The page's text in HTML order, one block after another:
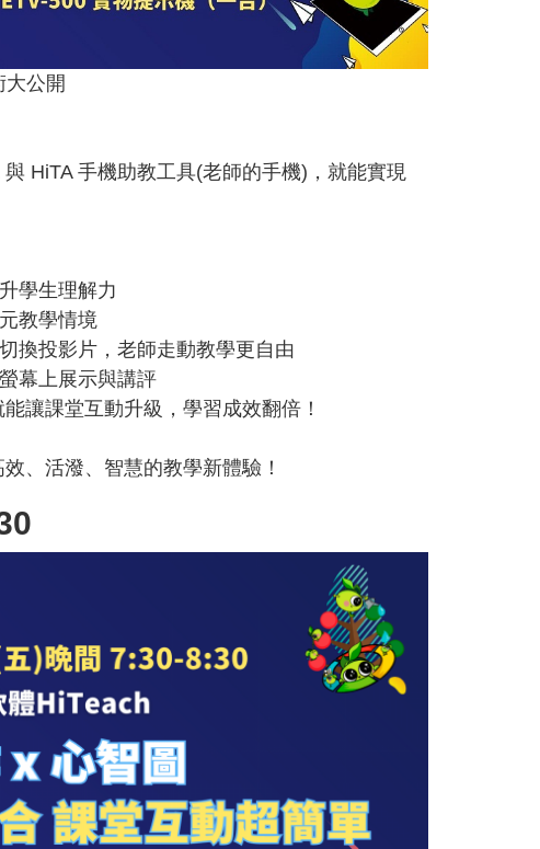
大公開
HiTA 手機助教工具(老師的手機)，就能實現
學生理解力
教學情境
換投影片，老師走動教學更自由
幕上展示與講評
讓課堂互動升級，學習成效翻倍！
、活潑、智慧的教學新體驗！